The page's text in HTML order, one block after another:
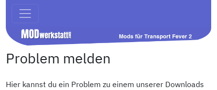
Problem melden
Hier kannst du ein Problem zu einem unserer Downloads